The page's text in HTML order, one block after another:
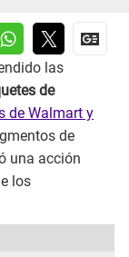
las
de
de Walmart y
de
una acción
los